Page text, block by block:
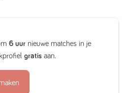
6 uur nieuwe matches in je
gratis aan.